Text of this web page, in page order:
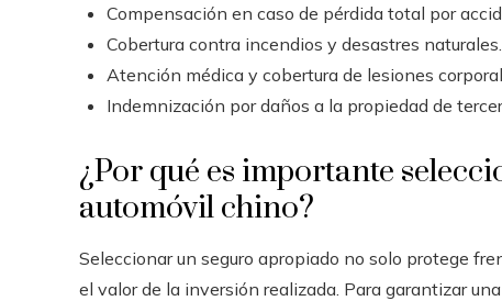
Compensación en caso de pérdida total por
Cobertura contra incendios y desastres naturales.
Atención médica y cobertura de lesiones
Indemnización por daños a la propiedad de
¿Por qué es importante
automóvil chino?
Seleccionar un seguro apropiado no solo protege
el valor de la inversión realizada. Para garantizar